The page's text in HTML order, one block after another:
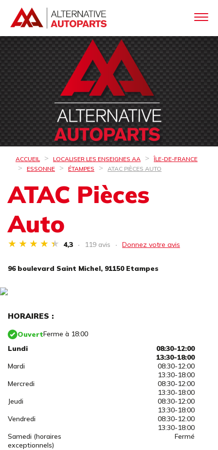
ACCUEIL LOCALISER LES ENSEIGNES AA
ÎLE-DE-FRANCE
ESSONNE
ÉTAMPES ATAC PIÈCES AUTO
ATAC Pièces
Auto
4,3 119 avis Donnez votre avis
96 boulevard Saint Michel, 91150 Etampes
HORAIRES :
OuvertFerme à 18:00
Lundi
08:30-12:00
13:30-18:00
Mardi
08:30-12:00
13:30-18:00
Mercredi
08:30-12:00
13:30-18:00
Jeudi
08:30-12:00
13:30-18:00
Vendredi
08:30-12:00
13:30-18:00
Samedi (horaires
exceptionnels)
Fermé